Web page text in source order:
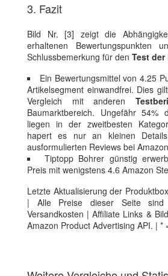
3. Fazit
Bild Nr. [3] zeigt die
erhaltenen Bewertungspunkten
Schlussbemerkung für den Test der
Ein Bewertungsmittel von 4.25
Artikelsegment einwandfrei. Dies
Vergleich mit anderen
Baumarktbereich. Ungefähr 54%
liegen in der zweitbesten
hapert es nur an kleinen
ausformulierten Reviews bei
Tiptopp Bohrer günstig
Preis mit wenigstens 4.6 Amazon
Letzte Aktualisierung der
| Alle Preise dieser Seite sind
Versandkosten | Affiliate Links &
Amazon Product Advertising API. | *